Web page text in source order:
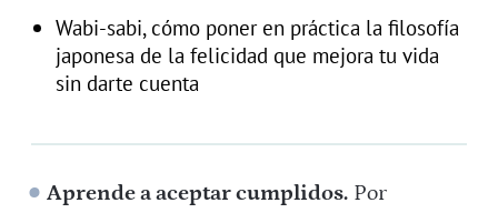
Wabi-sabi, cómo poner en práctica la filosofía
japonesa de la felicidad que mejora tu vida
sin darte cuenta
Aprende a aceptar cumplidos. Por